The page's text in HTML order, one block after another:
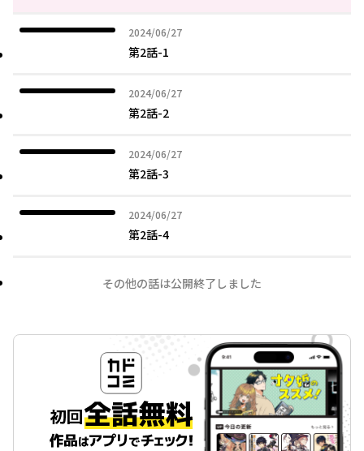
2024/06/27
2024年06月27日
第2話-1
2024/06/27
2024年06月27日
第2話-2
2024/06/27
2024年06月27日
第2話-3
2024/06/27
2024年06月27日
第2話-4
その他の話は公開終了しました